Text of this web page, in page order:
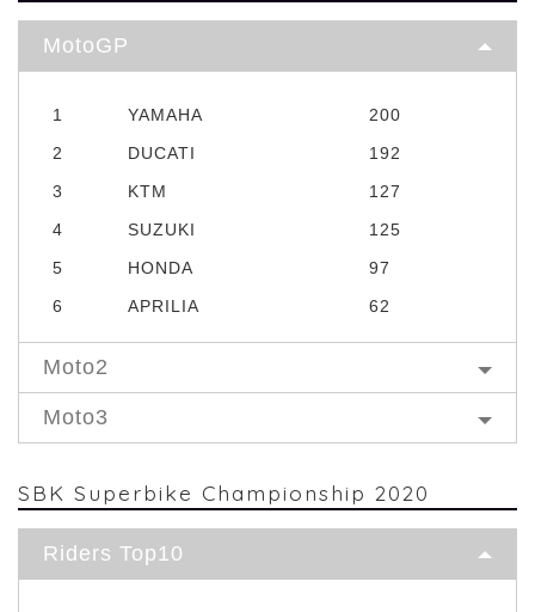
MotoGP
1 YAMAHA
200
2
DUCATI
192
3
KTM
127
4
SUZUKI
125
5
HONDA
97
6
APRILIA 62
Moto2
Moto3
SBK Superbike Championship 2020
Riders Top10